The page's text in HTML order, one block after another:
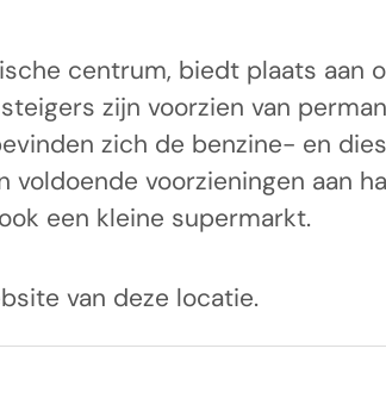
centrum, biedt plaats aan
zijn voorzien van
zich de benzine- en
voorzieningen aan
een kleine supermarkt.
van deze locatie.